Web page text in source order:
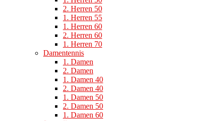
2. Herren 50
1. Herren 55
1. Herren 60
2. Herren 60
1. Herren 70
Damentennis
1. Damen
2. Damen
1. Damen 40
2. Damen 40
1. Damen 50
2. Damen 50
1. Damen 60